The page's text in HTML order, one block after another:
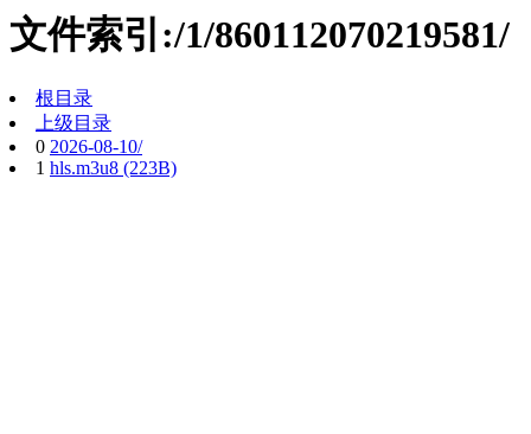
文件索引:/1/860112070219581/
根目录
上级目录
0 2026-08-10/
1 hls.m3u8 (223B)